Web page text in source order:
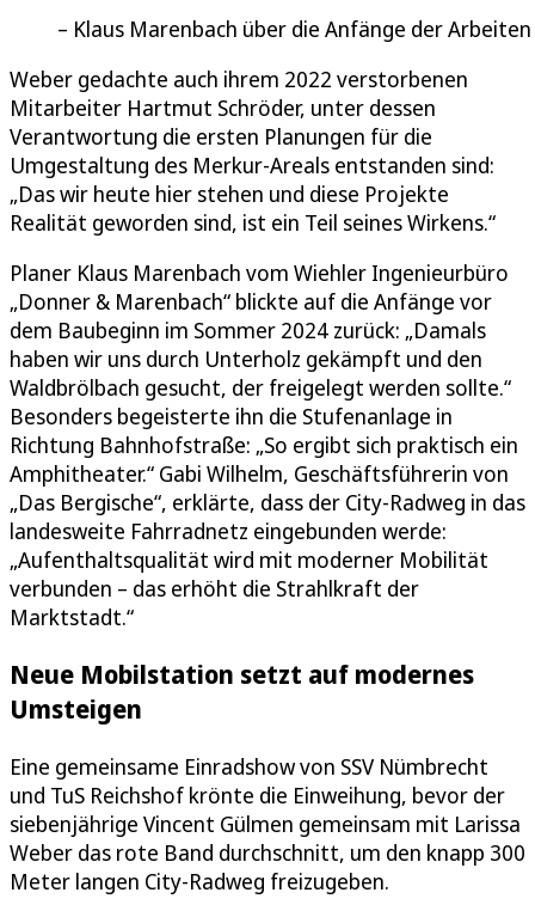
Klaus Marenbach über die Anfänge der Arbeiten
Weber gedachte auch ihrem 2022 verstorbenen
Mitarbeiter Hartmut Schröder, unter dessen
Verantwortung die ersten Planungen für die
Umgestaltung des Merkur-Areals entstanden sind:
„Das wir heute hier stehen und diese Projekte
Realität geworden sind, ist ein Teil seines Wirkens.“
Planer Klaus Marenbach vom Wiehler Ingenieurbüro
„Donner & Marenbach“ blickte auf die Anfänge vor
dem Baubeginn im Sommer 2024 zurück: „Damals
haben wir uns durch Unterholz gekämpft und den
Waldbrölbach gesucht, der freigelegt werden sollte.“
Besonders begeisterte ihn die Stufenanlage in
Richtung Bahnhofstraße: „So ergibt sich praktisch ein
Amphitheater.“ Gabi Wilhelm, Geschäftsführerin von
„Das Bergische“, erklärte, dass der City-Radweg in das
landesweite Fahrradnetz eingebunden werde:
„Aufenthaltsqualität wird mit moderner Mobilität
verbunden – das erhöht die Strahlkraft der
Marktstadt.“
Neue Mobilstation setzt auf modernes
Umsteigen
Eine gemeinsame Einradshow von SSV Nümbrecht
und TuS Reichshof krönte die Einweihung, bevor der
siebenjährige Vincent Gülmen gemeinsam mit Larissa
Weber das rote Band durchschnitt, um den knapp 300
Meter langen City-Radweg freizugeben.